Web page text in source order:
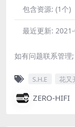
包含资源: (1个)
最近更新:
如有问题联系管理
S.H.E 花又
ZERO-HIFI